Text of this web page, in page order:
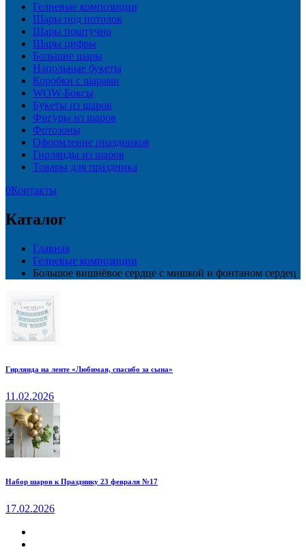
Гелиевые композиции
Шары под потолок
Шары поштучно
Шары цифры
Большие шары
Напольные букеты
Коробки с шарами
WOW-Боксы
Букеты из шаров
Фигуры из шаров
Фотозоны
Оформление праздников
Гирлянды из шаров
Товары для праздника
0Контакты
Каталог
Главная
Гелиевые композиции
Большое вишнёвое сердце с мишкой и фонтаном сердец
Гирлянда на ленте «Любимая, спасибо за сына»
11.02.2026
Набор шаров к Празднику 23 февраля №17
17.02.2026